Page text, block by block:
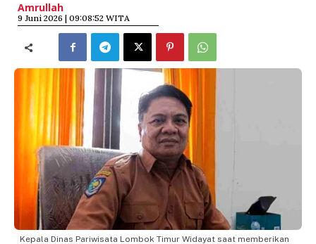
Amrullah
​9 Juni 2026 | 09:08:52 WITA
Kepala Dinas Pariwisata Lombok Timur Widayat saat memberikan